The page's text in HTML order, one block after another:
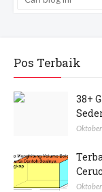
Pos Terbaik
38+